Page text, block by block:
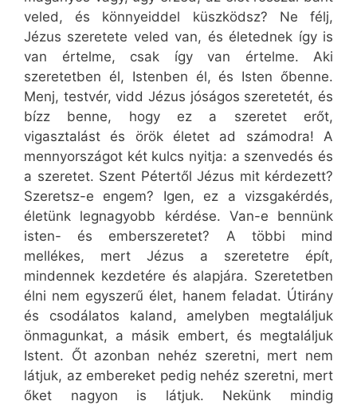
veled, és könnyeiddel küszködsz? Ne félj,
Jézus szeretete veled van, és életednek így is
van értelme, csak így van értelme. Aki
szeretetben él, Istenben él, és Isten őbenne.
Menj, testvér, vidd Jézus jóságos szeretetét, és
bízz benne, hogy ez a szeretet erőt,
vigasztalást és örök életet ad számodra! A
mennyországot két kulcs nyitja: a szenvedés és
a szeretet. Szent Pétertől Jézus mit kérdezett?
Szeretsz-e engem? Igen, ez a vizsgakérdés,
életünk legnagyobb kérdése. Van-e bennünk
isten- és emberszeretet? A többi mind
mellékes, mert Jézus a szeretetre épít,
mindennek kezdetére és alapjára. Szeretetben
élni nem egyszerű élet, hanem feladat. Útirány
és csodálatos kaland, amelyben megtaláljuk
önmagunkat, a másik embert, és megtaláljuk
Istent. Őt azonban nehéz szeretni, mert nem
látjuk, az embereket pedig nehéz szeretni, mert
őket nagyon is látjuk. Nekünk mindig